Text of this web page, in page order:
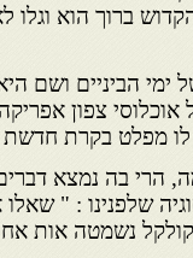
ברוך הוא וגלו
ימי הביניים ושם
צפון אפריקה.
לו מפלט בקרת
הרי בה נמצא
שלפנינו : "
נשמטה אות